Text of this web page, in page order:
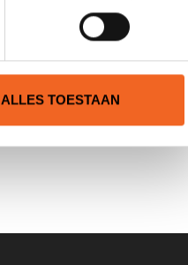
ALLES TOESTAAN